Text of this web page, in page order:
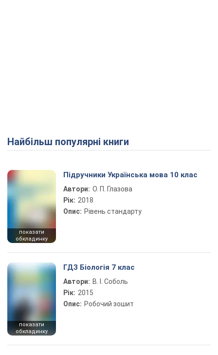
Найбільш популярні книги
показати
обкладинку
Підручники Українська мова 10 клас
Автори: О. П. Глазова
Рік: 2018
Опис: Рівень стандарту
показати
обкладинку
ГДЗ Біологія 7 клас
Автори: В. І. Соболь
Рік: 2015
Опис: Робочий зошит